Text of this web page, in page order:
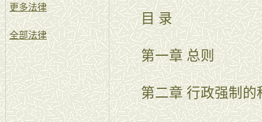
更多法律
全部法律
目 录
第一章 总则
第二章 行政强制的